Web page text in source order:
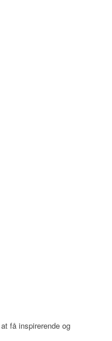
få inspirerende og